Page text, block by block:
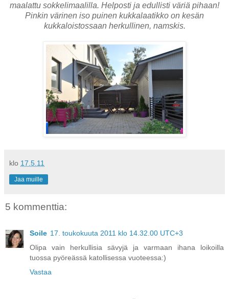
maalattu sokkelimaalilla. Helposti ja edullisti väriä pihaan!
Pinkin värinen iso puinen kukkalaatikko on kesän
kukkaloistossaan herkullinen, namskis.
klo 17.5.11
Jaa muille
5 kommenttia:
Soile 17. toukokuuta 2011 klo 14.32.00 UTC+3
Olipa vain herkullisia sävyjä ja varmaan ihana loikoilla
tuossa pyöreässä katollisessa vuoteessa:)
Vastaa